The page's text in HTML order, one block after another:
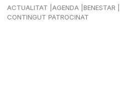
ACTUALITAT AGENDA BENESTAR
CONTINGUT PATROCINAT